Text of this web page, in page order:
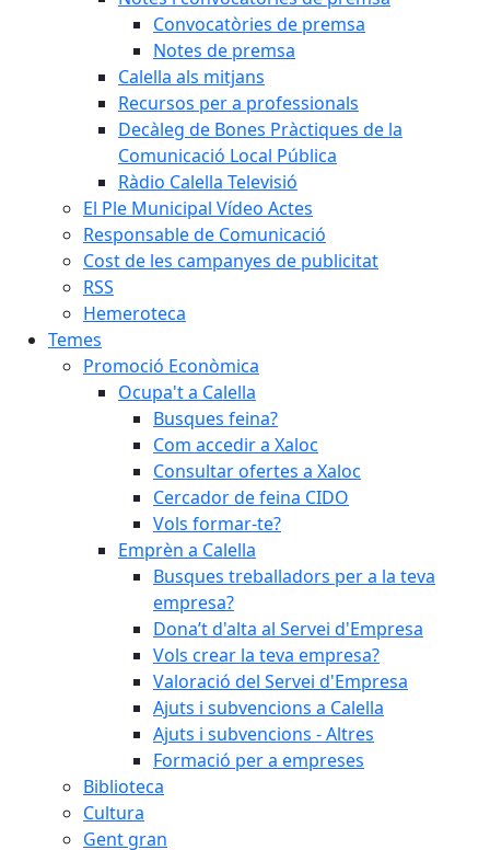
Convocatòries de premsa
Notes de premsa
Calella als mitjans
Recursos per a professionals
Decàleg de Bones Pràctiques de la
Comunicació Local Pública
Ràdio Calella Televisió
El Ple Municipal Vídeo Actes
Responsable de Comunicació
Cost de les campanyes de publicitat
RSS
Hemeroteca
Temes
Promoció Econòmica
Ocupa't a Calella
Busques feina?
Com accedir a Xaloc
Consultar ofertes a Xaloc
Cercador de feina CIDO
Vols formar-te?
Emprèn a Calella
Busques treballadors per a la teva
empresa?
Dona’t d'alta al Servei d'Empresa
Vols crear la teva empresa?
Valoració del Servei d'Empresa
Ajuts i subvencions a Calella
Ajuts i subvencions - Altres
Formació per a empreses
Biblioteca
Cultura
Gent gran